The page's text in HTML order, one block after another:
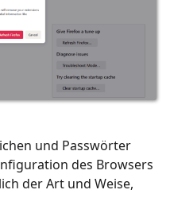
und Passwörter
des Browsers
der Art und Weise,